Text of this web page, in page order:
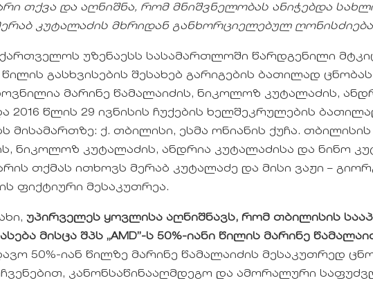
თქვა და აღნიშნა, რომ მნიშვნელობას ანიჭებდა
კუტალაძის მხრიდან განხორციელებულ
უზენაესს სასამართლოში წარდგენილი
გასხვისების შესახებ გარიგების ბათილად
მარინე წამალაიძის, ნიკოლოზ კუტალაძის,
2016 წლის 29 ივნისის ჩუქების ხელშეკრულების
მისამართზე: ქ. თბილისი, ესმა ონიანის ქუჩა.
ნიკოლოზ კუტალაძის, ანდრია კუტალაძისა და ნინო
თქმას ითხოვს მერაბ კუტალაძე და მისი ვაჟი –
ფიქტიური მესაკუთრეა.
უპირველეს ყოვლისა აღნიშნავს, რომ თბილისის
მისცა შპს „AMD”-ს 50%-იანი წილის მარინე
50%-იან წილზე მარინე წამალაიძის მესაკუთრედ
კანონსაწინააღმდეგო და ამორალური